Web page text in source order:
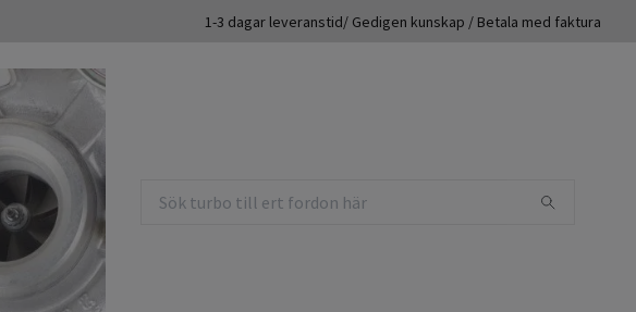
1-3 dagar leveranstid/ Gedigen kunskap / Betala med faktura